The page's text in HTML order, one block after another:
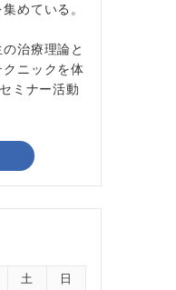
めている。
治療理論と
ニックを体
ミナー活動
土
日